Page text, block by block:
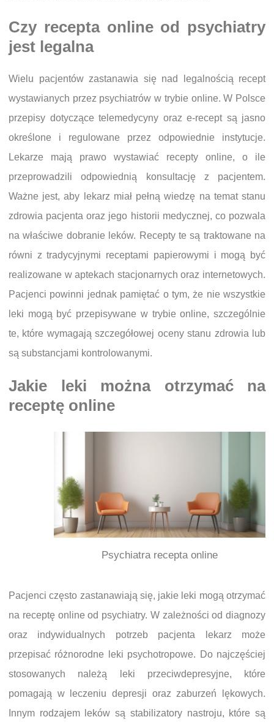
Czy recepta online od psychiatry
jest legalna
Wielu pacjentów zastanawia się nad legalnością recept
wystawianych przez psychiatrów w trybie online. W Polsce
przepisy dotyczące telemedycyny oraz e-recept są jasno
określone i regulowane przez odpowiednie instytucje.
Lekarze mają prawo wystawiać recepty online, o ile
przeprowadzili odpowiednią konsultację z pacjentem.
Ważne jest, aby lekarz miał pełną wiedzę na temat stanu
zdrowia pacjenta oraz jego historii medycznej, co pozwala
na właściwe dobranie leków. Recepty te są traktowane na
równi z tradycyjnymi receptami papierowymi i mogą być
realizowane w aptekach stacjonarnych oraz internetowych.
Pacjenci powinni jednak pamiętać o tym, że nie wszystkie
leki mogą być przepisywane w trybie online, szczególnie
te, które wymagają szczegółowej oceny stanu zdrowia lub
są substancjami kontrolowanymi.
Jakie leki można otrzymać na
receptę online
Psychiatra recepta online
Pacjenci często zastanawiają się, jakie leki mogą otrzymać
na receptę online od psychiatry. W zależności od diagnozy
oraz indywidualnych potrzeb pacjenta lekarz może
przepisać różnorodne leki psychotropowe. Do najczęściej
stosowanych należą leki przeciwdepresyjne, które
pomagają w leczeniu depresji oraz zaburzeń lękowych.
Innym rodzajem leków są stabilizatory nastroju, które są